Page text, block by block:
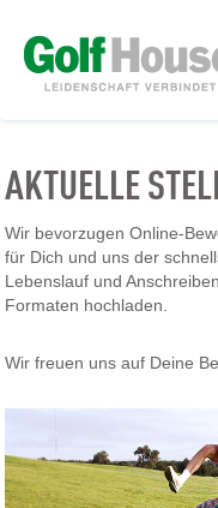
AKTUELLE
Wir bevorzugen Online-
für Dich und uns der
Lebenslauf und
Formaten hochladen.
Wir freuen uns auf Deine